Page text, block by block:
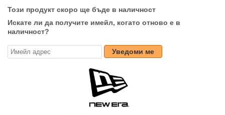
Този продукт скоро ще бъде в наличност
Искате ли да получите имейл, когато отново е в
наличност?
Уведоми ме